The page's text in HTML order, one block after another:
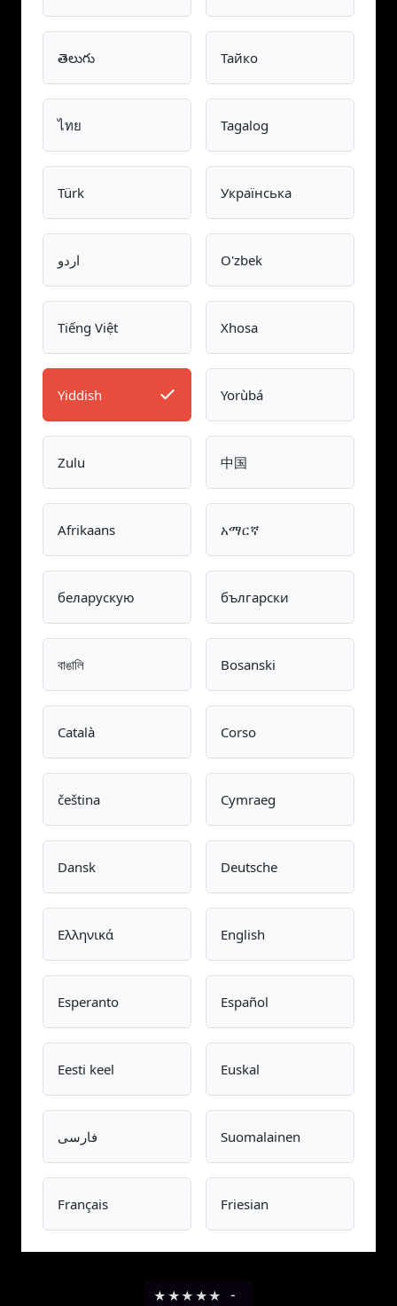
తెలుగు Тайко
ไทย Tagalog
Türk Українська
اردو O'zbek
Tiếng Việt Xhosa
Yiddish Yorùbá
Zulu 中国
Afrikaans አማርኛ
беларускую български
বাঙালি Bosanski
Català Corso
čeština Cymraeg
Dansk Deutsche
Ελληνικά English
Esperanto Español
Eesti keel Euskal
فارسی Suomalainen
Français Friesian
★ ★★ ★★ -